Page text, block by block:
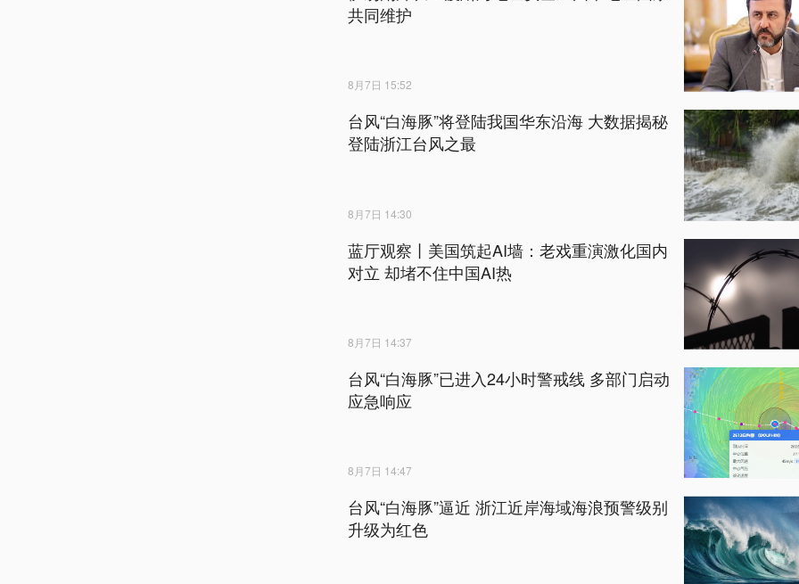
共同维护
8月7日 15:52
台风“白海豚”将登陆我国华东沿海 大数据揭秘
登陆浙江台风之最
8月7日 14:30
蓝厅观察丨美国筑起AI墙：老戏重演激化国内
对立 却堵不住中国AI热
8月7日 14:37
台风“白海豚”已进入24小时警戒线 多部门启动
应急响应
8月7日 14:47
台风“白海豚”逼近 浙江近岸海域海浪预警级别
升级为红色